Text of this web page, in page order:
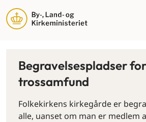
Begravelsespladser
trossamfund
Folkekirkens kirkegårde er
alle, uanset om man er medlem